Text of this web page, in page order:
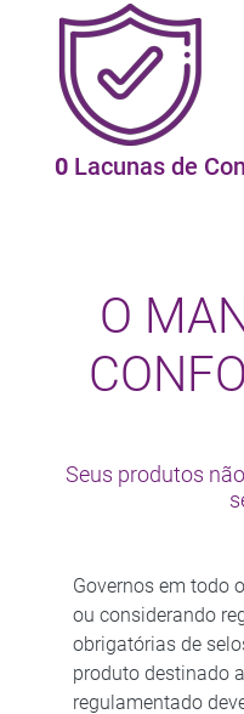
0Lacunas de
O
Seus produtos
Governos em todo
ou considerando
obrigatórias de
produto destinado
regulamentado